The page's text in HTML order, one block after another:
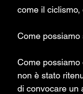
come il
Come
Come
non è stato
di convocare un